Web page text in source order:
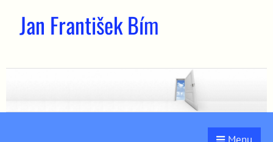
Jan František Bím